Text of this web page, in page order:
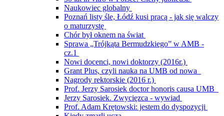
Naukowiec globalny
Poznań listy śle, Łódź kusi pracą - jak się walczy
o maturzystę
Chór był oknem na świat
Sprawa „Trójkąta Bermudzkiego” w AMB -
cz.1
Nowi docenci, nowi doktorzy (2016r.)
Grant Plus, czyli nauka na UMB od nowa
Nagrody rektorskie (2016 r.)
Prof. Jerzy Sarosiek doctor honoris causa UMB
Jerzy Sarosiek. Zwycięzca - wywiad
Prof. Adam Krętowski: jestem do dyspozycji